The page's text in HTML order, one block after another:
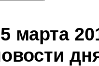
марта